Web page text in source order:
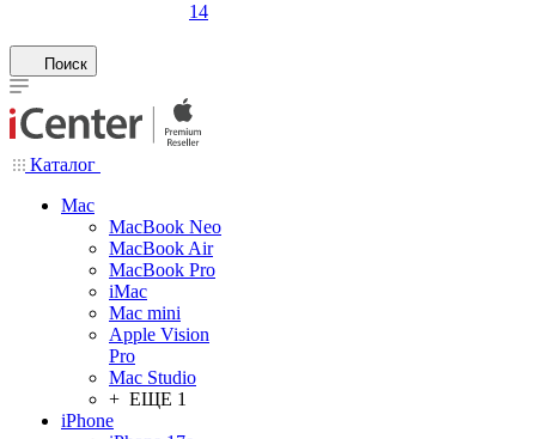
14
Поиск
Каталог
Mac
MacBook Neo
MacBook Air
MacBook Pro
iMac
Mac mini
Apple Vision
Pro
Mac Studio
+ ЕЩЕ 1
iPhone